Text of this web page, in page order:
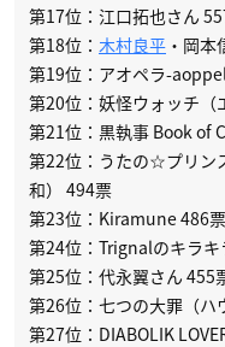
第17位：江口拓也さん
第18位： 木村良平 ・岡
第19位：アオペラ-
第20位：妖怪ウォッチ（
第21位：黒執事 Book of
第22位：うたの☆プリン
和） 494票
第23位：Kiramune 486票
第24位：Trignalのキラ
第25位：代永翼さん 455
第26位：七つの大罪（ハ
第27位：DIABOLIK